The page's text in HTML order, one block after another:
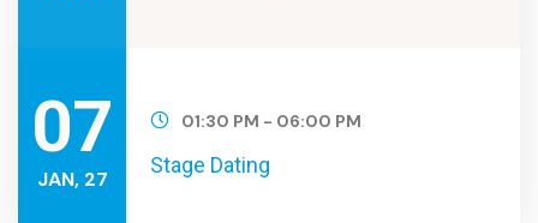
07
JAN, 27
01:30 PM - 06:00 PM
Stage Dating